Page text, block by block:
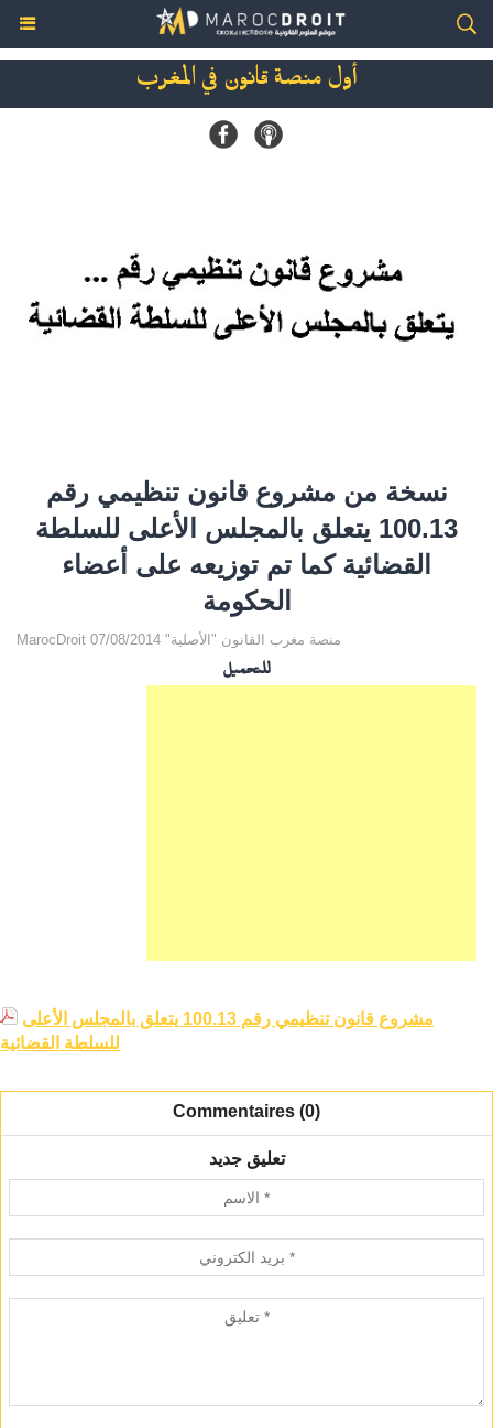
أول منصة قانون في المغرب
نسخة من مشروع قانون تنظيمي رقم
100.13 يتعلق بالمجلس الأعلى للسلطة
القضائية كما تم توزيعه على أعضاء
الحكومة
MarocDroit منصة مغرب القانون "الأصلية" 07/08/2014
للتحميل
مشروع قانون تنظيمي رقم 100.13 يتعلق بالمجلس الأعلى
للسلطة القضائية
Commentaires (0)
تعليق جديد